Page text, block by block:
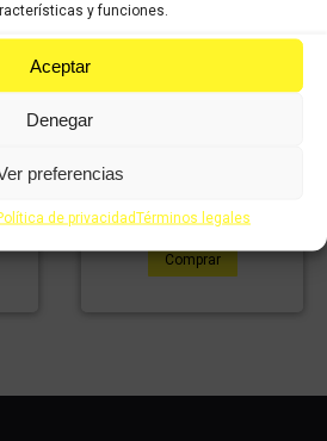
y funciones.
Aceptar
Denegar
preferencias
de privacidadTérminos legales
URUXS SHINE –
incluido
Comprar